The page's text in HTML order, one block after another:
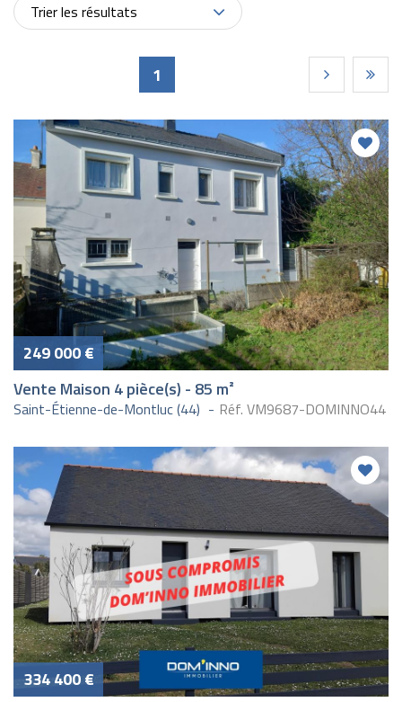
Trier les résultats
1
249 000 €
Vente Maison 4 pièce(s) - 85 m²
Saint-Étienne-de-Montluc (44) Réf. VM9687-DOMINNO44
334 400 €